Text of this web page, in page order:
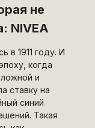
в 1911 году. И
когда
и
ставку на
синий
Такая
не
NIVEA